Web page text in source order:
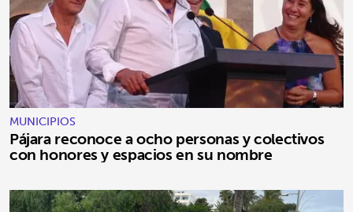
MUNICIPIOS
Pájara reconoce a ocho personas y colectivos
con honores y espacios en su nombre